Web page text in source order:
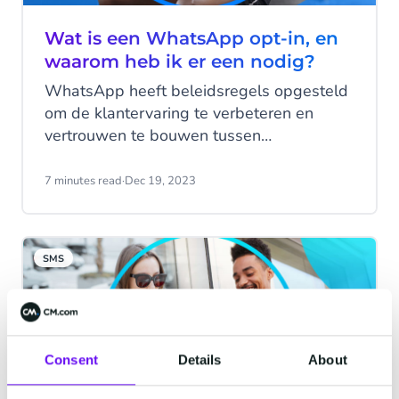
Consent Details About
Wat is een WhatsApp opt-in, en
waarom heb ik er een nodig?
WhatsApp heeft beleidsregels opgesteld
om de klantervaring te verbeteren en
vertrouwen te bouwen tussen
belangrijke regel: voordat je berichten
7 minutes read·Dec 19, 2023
SMS